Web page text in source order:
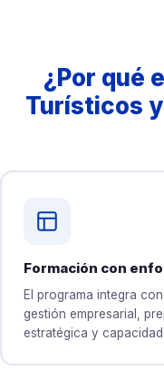
¿Por qué
Turísticos
Formación con
El programa integra
gestión empresarial,
estratégica y